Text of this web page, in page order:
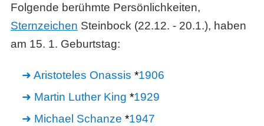
Folgende berühmte Persönlichkeiten,
Sternzeichen Steinbock (22.12. - 20.1.), haben
am 15. 1. Geburtstag:
Aristoteles Onassis *1906
Martin Luther King *1929
Michael Schanze *1947